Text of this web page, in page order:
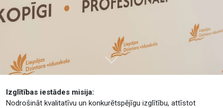
Tālāk
Izglītības iestādes misija:
Nodrošināt kvalitatīvu un konkurētspējīgu izglītību, attīstot